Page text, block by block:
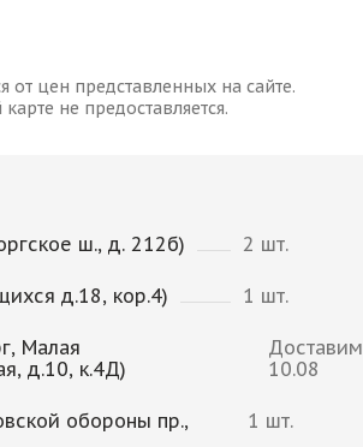
от цен представленных на сайте.
не предоставляется.
ш., д. 212б) 2 шт.
д.18, кор.4) 1 шт.
Малая
д.10, к.4Д)
Доставим
10.08
обороны пр.,
1 шт.